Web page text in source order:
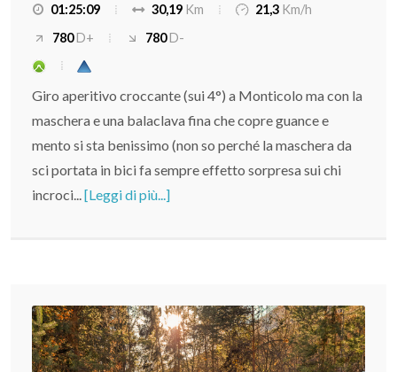
01:25:09
30,19 Km 21,3 Km/h
780D+ 780D-
Giro aperitivo croccante (sui 4°) a Monticolo ma con la
maschera e una balaclava fina che copre guance e
mento si sta benissimo (non so perché la maschera da
sci portata in bici fa sempre effetto sorpresa sui chi
incroci...[Leggi di più...]